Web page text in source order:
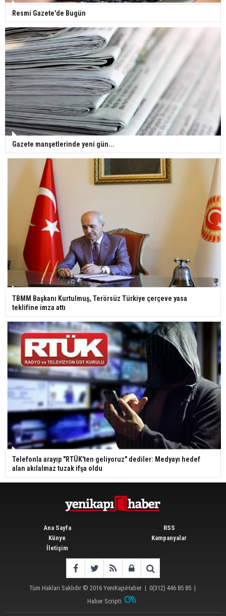
Resmi Gazete'de Bugün
Gazete manşetlerinde yeni gün...
TBMM Başkanı Kurtulmuş, Terörsüz Türkiye çerçeve yasa
teklifine imza attı
Telefonla arayıp "RTÜK'ten geliyoruz" dediler: Medyayı hedef
alan akılalmaz tuzak ifşa oldu
Ana Sayfa
Künye
İletişim
RSS
Kampanyalar
Tüm Hakları Saklıdır © 2016 YeniKapıHaber| 0(312) 446 85 85|
Haber Scripti